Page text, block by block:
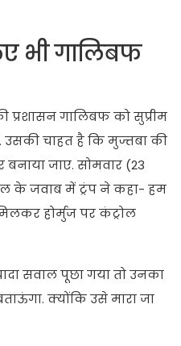
भी गालिबफ
प्रशासन गालिबफ को सुप्रीम
चाहत है कि मुज्तबा की
जाए. सोमवार (23
के जवाब में ट्रंप ने कहा- हम
होर्मुज पर कंट्रोल
सवाल पूछा गया तो उनका
क्योंकि उसे मारा जा